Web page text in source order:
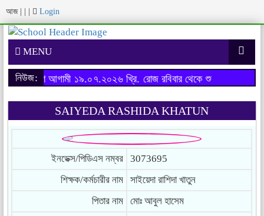
আজ Login
MENU
নিউজ:
ফরম পূরণ আগামী ১৯.০৭.২০২৬ খ্রি. রোজ রবিবার থেকে শুরু হবে।
SAIYEDA RASHIDA KHATUN
ইনডেক্স/পিডিএস নম্বর
3073695
শিক্ষক/কর্মচারীর নাম
সাইয়েদা রাশিদা খাতুন
পিতার নাম
মোঃ আবুল হাসেম